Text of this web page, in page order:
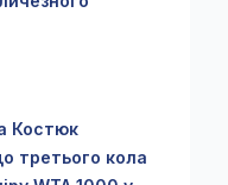
Костюк
третього кола